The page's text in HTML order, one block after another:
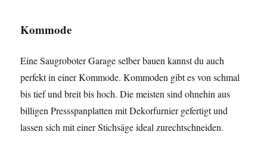
Kommode
Eine Saugroboter Garage selber bauen kannst du auch
perfekt in einer Kommode. Kommoden gibt es von schmal
bis tief und breit bis hoch. Die meisten sind ohnehin aus
billigen Pressspanplatten mit Dekorfurnier gefertigt und
lassen sich mit einer Stichsäge ideal zurechtschneiden.